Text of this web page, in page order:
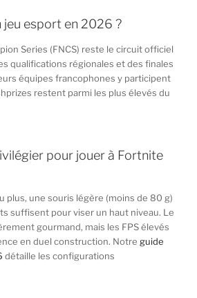
jeu esport en 2026 ?
Series (FNCS) reste le circuit officiel
qualifications régionales et des finales
équipes francophones y participent
restent parmi les plus élevés du
pour jouer à Fortnite
plus, une souris légère (moins de 80 g)
suffisent pour viser un haut niveau. Le
gourmand, mais les FPS élevés
en duel construction. Notre guide
détaille les configurations